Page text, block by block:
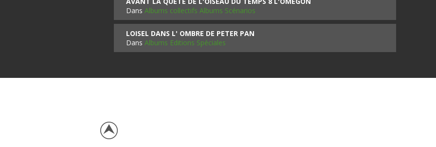
Dans Albums collectifs Albums Scénarios
LOISEL DANS L' OMBRE DE PETER PAN
Dans Albums Editions Spéciales